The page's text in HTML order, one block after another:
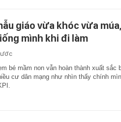
giáo vừa khóc vừa múa,
mình khi đi làm
bé mầm non vẫn hoàn thành xuất sắc
cư dân mạng như nhìn thấy chính